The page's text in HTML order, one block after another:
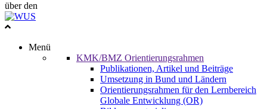
über den
Menü
KMK/BMZ Orientierungsrahmen
Publikationen, Artikel und Beiträge
Umsetzung in Bund und Ländern
Orientierungsrahmen für den Lernbereich
Globale Entwicklung (OR)